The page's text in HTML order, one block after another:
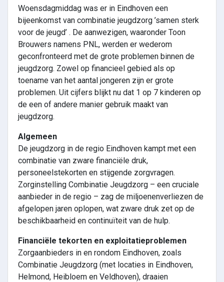
Woensdagmiddag was er in Eindhoven een
bijeenkomst van combinatie jeugdzorg ’samen sterk
voor de jeugd’ . De aanwezigen, waaronder Toon
Brouwers namens PNL, werden er wederom
geconfronteerd met de grote problemen binnen de
jeugdzorg. Zowel op financieel gebied als op
toename van het aantal jongeren zijn er grote
problemen. Uit cijfers blijkt nu dat 1 op 7 kinderen op
de een of andere manier gebruik maakt van
jeugdzorg.
Algemeen
De jeugdzorg in de regio Eindhoven kampt met een
combinatie van zware financiële druk,
personeelstekorten en stijgende zorgvragen.
Zorginstelling Combinatie Jeugdzorg – een cruciale
aanbieder in de regio – zag de miljoenenverliezen de
afgelopen jaren oplopen, wat zware druk zet op de
beschikbaarheid en continuïteit van de hulp.
Financiële tekorten en exploitatieproblemen
Zorgaanbieders in en rondom Eindhoven, zoals
Combinatie Jeugdzorg (met locaties in Eindhoven,
Helmond, Heibloem en Veldhoven), draaien